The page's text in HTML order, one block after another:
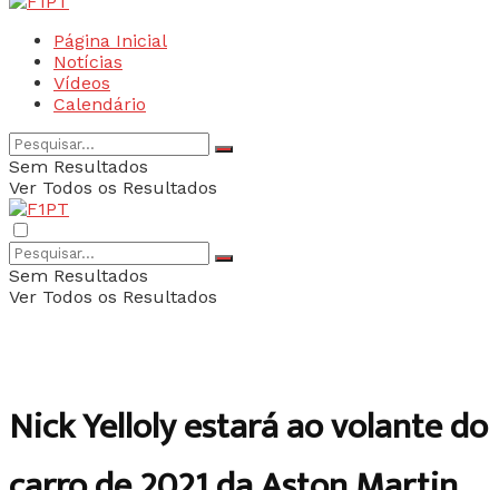
Página Inicial
Notícias
Vídeos
Calendário
Sem Resultados
Ver Todos os Resultados
Sem Resultados
Ver Todos os Resultados
Nick Yelloly estará ao volante do